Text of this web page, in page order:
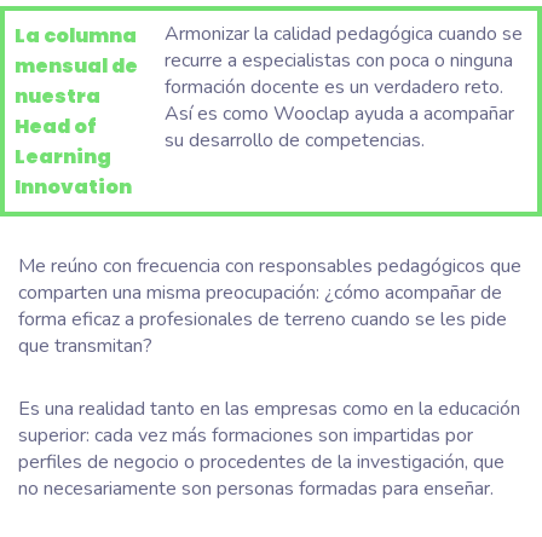
La columna
mensual de
nuestra
Head of
Learning
Innovation
Armonizar la calidad pedagógica cuando se
recurre a especialistas con poca o ninguna
formación docente es un verdadero reto.
Así es como Wooclap ayuda a acompañar
su desarrollo de competencias.
Me reúno con frecuencia con responsables pedagógicos que
comparten una misma preocupación: ¿cómo acompañar de
forma eficaz a profesionales de terreno cuando se les pide
que transmitan?
Es una realidad tanto en las empresas como en la educación
superior: cada vez más formaciones son impartidas por
perfiles de negocio o procedentes de la investigación, que
no necesariamente son personas formadas para enseñar.